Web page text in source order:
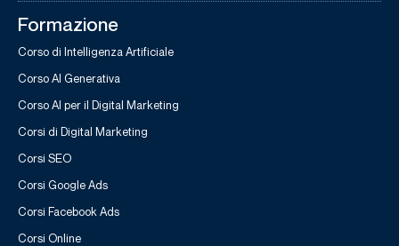
Formazione
Corso di Intelligenza Artificiale
Corso AI Generativa
Corso AI per il Digital Marketing
Corsi di Digital Marketing
Corsi SEO
Corsi Google Ads
Corsi Facebook Ads
Corsi Online